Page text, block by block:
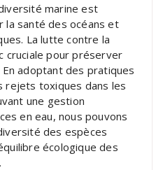
marine est
la santé des océans et
La lutte contre la
cruciale pour préserver
adoptant des pratiques
rejets toxiques dans les
une gestion
en eau, nous pouvons
des espèces
écologique des